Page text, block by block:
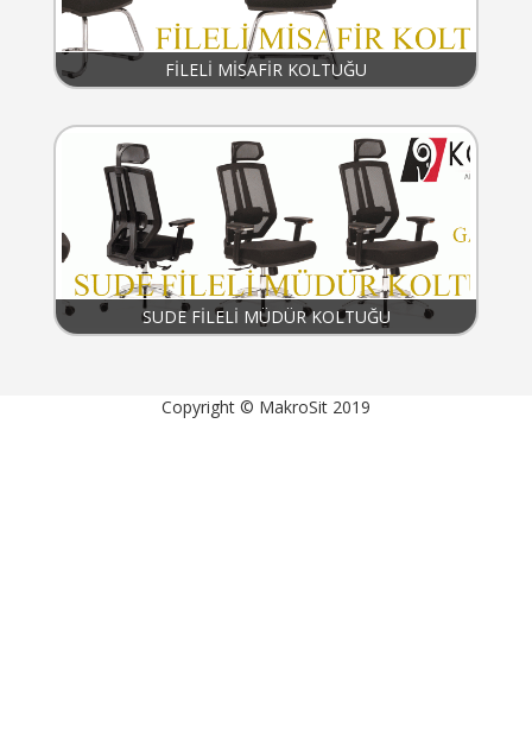
FİLELİ MİSAFİR KOLTUĞU
SUDE FİLELİ MÜDÜR KOLTUĞU
Copyright © MakroSit 2019